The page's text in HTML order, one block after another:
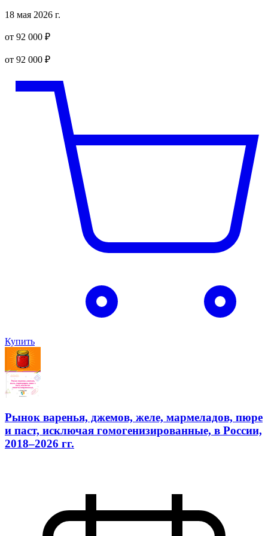
18 мая 2026 г.
от 92 000 ₽
от 92 000 ₽
Купить
Рынок варенья, джемов, желе, мармеладов, пюре
и паст, исключая гомогенизированные, в России,
2018–2026 гг.